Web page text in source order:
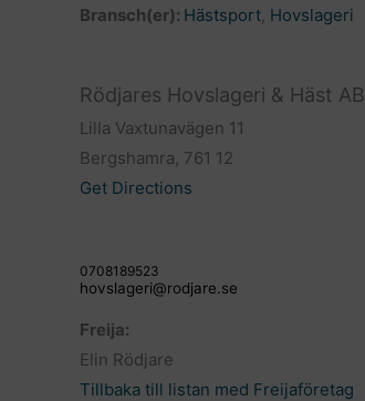
Bransch(er): Hästsport, Hovslageri
Rödjares Hovslageri & Häst AB
Lilla Vaxtunavägen 11
Bergshamra, 761 12
Get Directions
0708189523
hovslageri@rodjare.se
Freija:
Elin Rödjare
Tillbaka till listan med Freijaföretag